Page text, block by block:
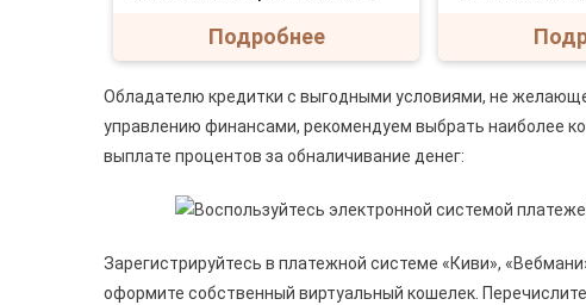
Подробнее
Обладателю кредитки с выгодными условиями, не
управлению финансами, рекомендуем выбрать наиболее
выплате процентов за обналичивание денег:
Зарегистрируйтесь в платежной системе «Киви»,
оформите собственный виртуальный кошелек.